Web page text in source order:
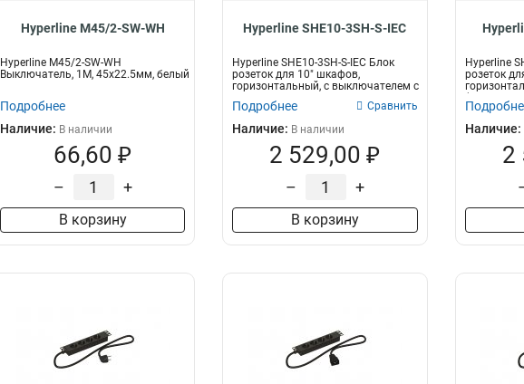
Hyperline M45/2-SW-WH
Hyperline M45/2-SW-WH
Выключатель, 1М, 45x22.5мм, белый
Подробнее
Наличие: В наличии
66,60 ₽
– +
В корзину
Hyperline SHE10-3SH-S-IEC
Hyperline SHE10-3SH-S-IEC Блок
розеток для 10" шкафов,
горизонтальный, с выключателем с
Подробнее Сравнить
Наличие: В наличии
2 529,00 ₽
– +
В корзину
Hyperline
розеток
Наличие:
2